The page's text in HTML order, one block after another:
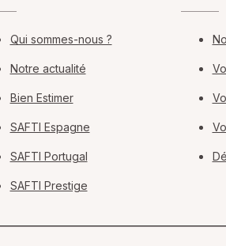
Qui sommes-nous ?
Notre actualité
Bien Estimer
SAFTI Espagne
SAFTI Portugal
SAFTI Prestige